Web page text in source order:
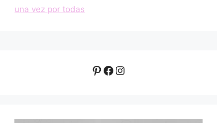
una vez por todas
Pinterest
Facebook
Instagram